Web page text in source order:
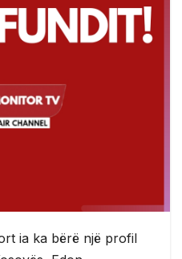
ia ka bërë një profil